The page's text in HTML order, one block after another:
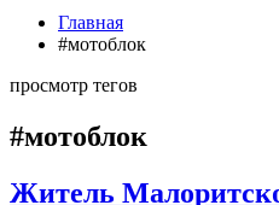
Главная
#мотоблок
просмотр тегов
#мотоблок
Житель